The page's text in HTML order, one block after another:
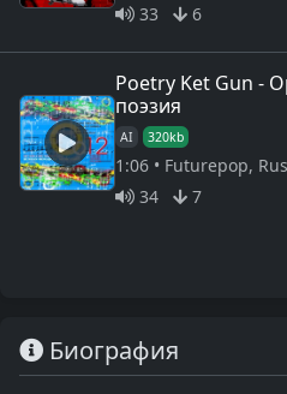
33
6
Poetry Ket Gun -
поэзия
AI 320kb
1:06 • Futurepop,
34
7
Биография